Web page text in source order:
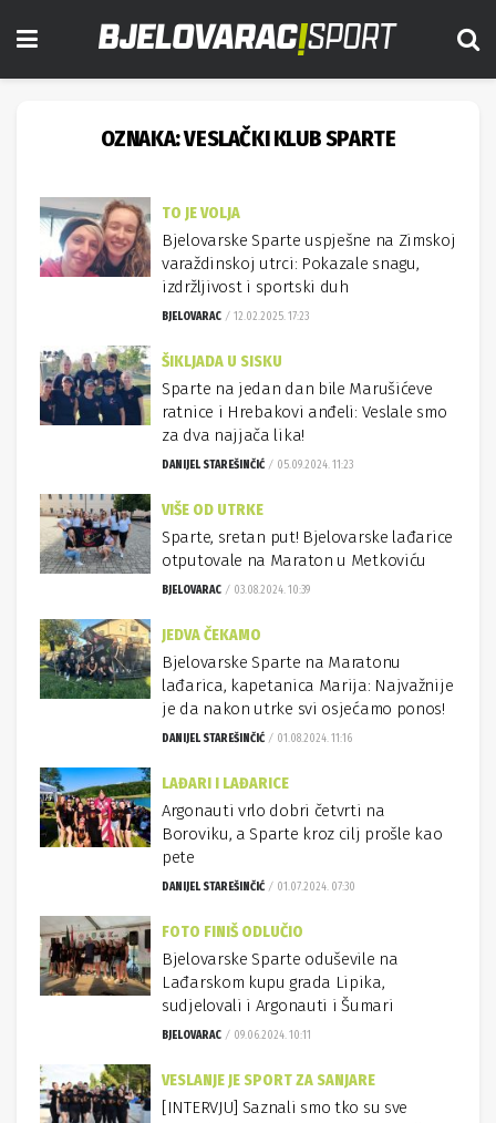
OZNAKA:VESLAČKI KLUB SPARTE
TO JE VOLJA
Bjelovarske Sparte uspješne na Zimskoj
varaždinskoj utrci: Pokazale snagu,
izdržljivost i sportski duh
BJELOVARAC 12.02.2025. 17:23
ŠIKLJADA U SISKU
Sparte na jedan dan bile Marušićeve
ratnice i Hrebakovi anđeli: Veslale smo
za dva najjača lika!
DANIJEL STAREŠINČIĆ 05.09.2024. 11:23
VIŠE OD UTRKE
Sparte, sretan put! Bjelovarske lađarice
otputovale na Maraton u Metkoviću
BJELOVARAC 03.08.2024. 10:39
JEDVA ČEKAMO
Bjelovarske Sparte na Maratonu
lađarica, kapetanica Marija: Najvažnije
je da nakon utrke svi osjećamo ponos!
DANIJEL STAREŠINČIĆ 01.08.2024. 11:16
LAĐARI I LAĐARICE
Argonauti vrlo dobri četvrti na
Boroviku, a Sparte kroz cilj prošle kao
pete
DANIJEL STAREŠINČIĆ 01.07.2024. 07:30
FOTO FINIŠ ODLUČIO
Bjelovarske Sparte oduševile na
Lađarskom kupu grada Lipika,
sudjelovali i Argonauti i Šumari
BJELOVARAC 09.06.2024. 10:11
VESLANJE JE SPORT ZA SANJARE
[INTERVJU] Saznali smo tko su sve